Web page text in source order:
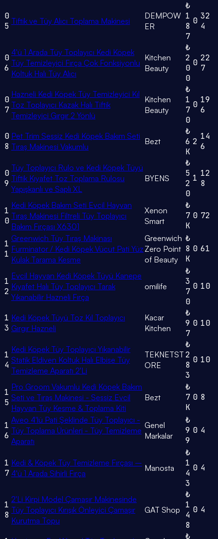
0
5 Tiftik ve Tüy Alıcı Toplama Makinesi
DEMPOW
ER
₺
1
8
7
0 32
4
0
6
4'ü 1 Arada Tüy Toplayıcı Kedi Köpek
Tüy Temizleyici Fırça Çok Fonksiyonlu
Koltuk Halı Tüy Alıcı
Kitchen
Beauty
₺
2
0
0
0 22
7
0
7
Hazneli Kedi Köpek Tüy Temizleyici Kıl
Toz Toplayıcı Kazak Halı Tiftik
Temizleyici Gırgır 2 Yönlü
Kitchen
Beauty
₺
1
7
0
0 19
6
0
8
Pet Trim Sessiz Kedi Köpek Bakım Seti
Tıraş Makinesi Vakumlu
Bezt
₺
6
K
2
14
6
0
9
Tüy Toplayıcı Rulo ve Kedi Köpek Tüyü
Tiftik Kıyafet Toz Toplama Rulosu
Yapışkanlı ve Saplı XL
BYENS
₺
5
2
0
1 12
8
1
0
Kedi Köpek Bakım Seti Evcil Hayvan
Tıraş Makinesi Filtreli Tüy Toplayıcı
Bakım Fırçası X6301
Xenon
Smart
₺
7
K
0 72
1
1
Greenwich Tüy Tıraş Makinası
Furminator / Kedi Köpek Vücut Pati Yüz
Kulak Tarama Kesme
Greenwich
Zero Point
of Beauty
₺
8
K
0 61
1
2
Evcil Hayvan Kedi Köpek Tüyü Kanepe
Kıyafet Halı Tüy Toplayıcı Tarak
Yıkanabilir Hazneli Fırça
omilife
₺
3
7
0
0 10
1
3
Kedi Köpek Tüyü Toz Kıl Toplayıcı
Gırgır Hazneli
Kacar
Kitchen
₺
9
7
0 10
1
4
Kedi Köpek Tüy Toplayıcı Yıkanabilir
Statik Eldiven Koltuk Halı Elbise Tüy
Temizleme Aparatı 2'Li
TEKNETST
ORE
₺
2
8
3
0 10
1
5
Pro Groom Vakumlu Kedi Köpek Bakım
Seti ve Tıraş Makinesi - Sessiz Evcil
Hayvan Tüy Kesme & Toplama Kiti
Bezt
₺
7
K
0 8
1
6
Aveo 4'lü Pati Şeklinde Tüy Toplayıcı -
Tüy Toplama Ürünleri - Tüy Temizleme
Aparatı
Genel
Markalar
₺
9
9
0 4
1
7
Kedi & Köpek Tüy Temizleme Fırçası –
4'ü 1 Arada Sihirli Fırça
Manosta
₺
1
4
3
0 4
1
8
2'Li Kirpi Model Çamaşır Makinesinde
Tüy Toplayıcı Kırışık Önleyici Çamaşır
Kurutma Topu
GAT Shop
₺
1
4
8
0 4
₺